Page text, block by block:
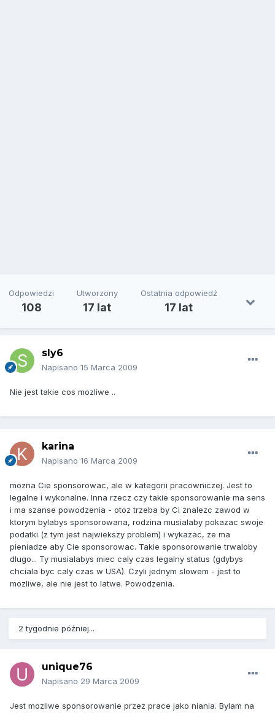
Odpowiedzi
108
Utworzony
17 lat
Ostatnia odpowiedź
17 lat
sly6
Napisano 15 Marca 2009
Nie jest takie cos mozliwe ..
karina
Napisano 16 Marca 2009
mozna Cie sponsorowac, ale w kategorii pracowniczej. Jest to
legalne i wykonalne. Inna rzecz czy takie sponsorowanie ma sens
i ma szanse powodzenia - otoz trzeba by Ci znalezc zawod w
ktorym bylabys sponsorowana, rodzina musialaby pokazac swoje
podatki (z tym jest najwiekszy problem) i wykazac, ze ma
pieniadze aby Cie sponsorowac. Takie sponsorowanie trwaloby
dlugo... Ty musialabys miec caly czas legalny status (gdybys
chciala byc caly czas w USA). Czyli jednym slowem - jest to
mozliwe, ale nie jest to latwe. Powodzenia.
2 tygodnie później...
unique76
Napisano 29 Marca 2009
Jest mozliwe sponsorowanie przez prace jako niania. Bylam na